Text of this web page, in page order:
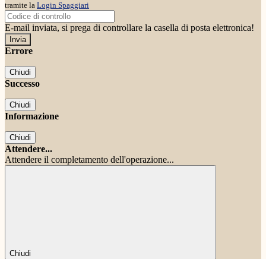
tramite la Login Spaggiari
E-mail inviata, si prega di controllare la casella di posta elettronica!
Errore
Chiudi
Successo
Chiudi
Informazione
Chiudi
Attendere...
Attendere il completamento dell'operazione...
Chiudi